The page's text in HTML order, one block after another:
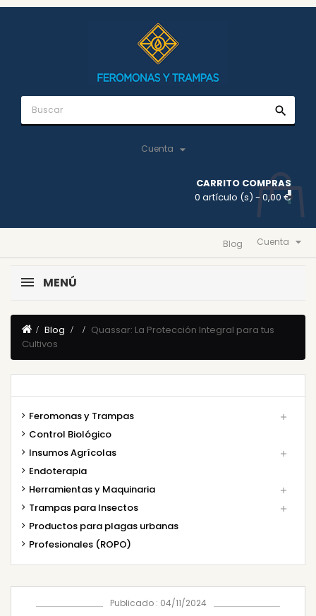
search
Cuenta 
CARRITO COMPRAS
0 artículo (s) - 0,00 €
Cuenta 
Blog
MENÚ
Blog
Quassar: La Protección Integral para tus
Cultivos
Feromonas y Trampas 
Control Biológico
Insumos Agrícolas

Endoterapia
Herramientas y Maquinaria

Trampas para Insectos 
Productos para plagas urbanas
Profesionales (ROPO)
Publicado : 04/11/2024